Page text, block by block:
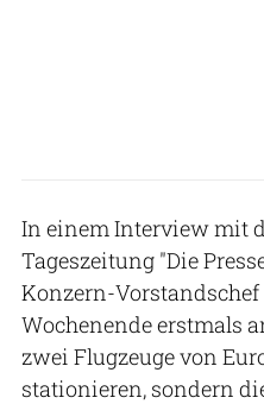
In einem Interview mit
Tageszeitung "Die
Konzern-Vorstandschef
Wochenende erstmals
zwei Flugzeuge von
stationieren, sondern